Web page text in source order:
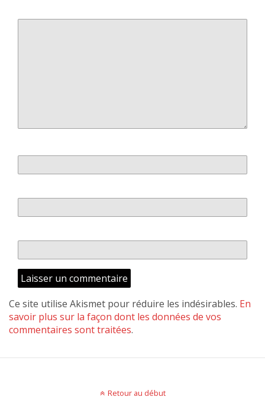
Ce site utilise Akismet pour réduire les indésirables. En
savoir plus sur la façon dont les données de vos
commentaires sont traitées.
Retour au début